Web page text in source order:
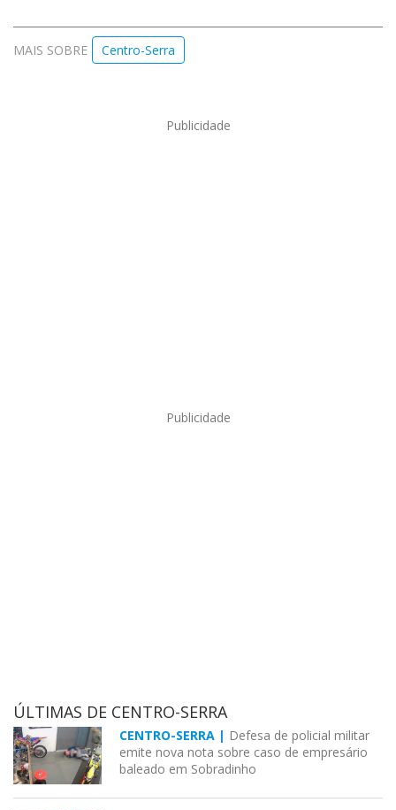
MAIS SOBRE Centro-Serra
Publicidade
Publicidade
ÚLTIMAS DE CENTRO-SERRA
CENTRO-SERRA | Defesa de policial militar
emite nova nota sobre caso de empresário
baleado em Sobradinho